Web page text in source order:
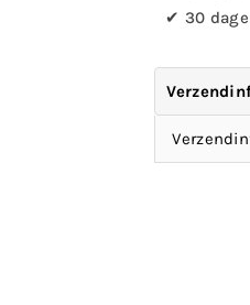
✔ 30